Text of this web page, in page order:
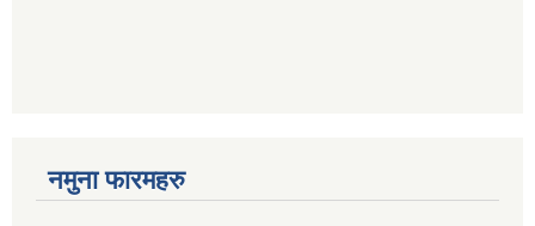
नमुना फारमहरु